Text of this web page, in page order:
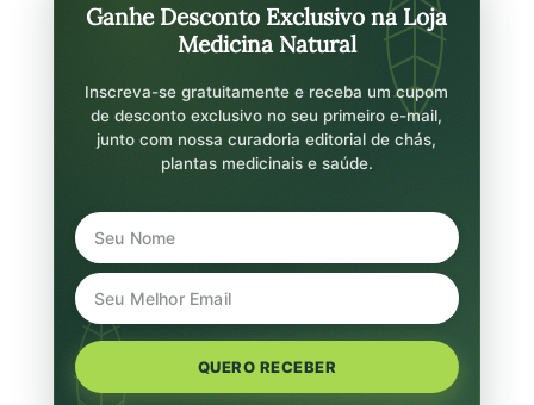
Ganhe Desconto Exclusivo na Loja
Medicina Natural
Inscreva-se gratuitamente e receba um cupom
de desconto exclusivo no seu primeiro e-mail,
junto com nossa curadoria editorial de chás,
plantas medicinais e saúde.
QUERO RECEBER